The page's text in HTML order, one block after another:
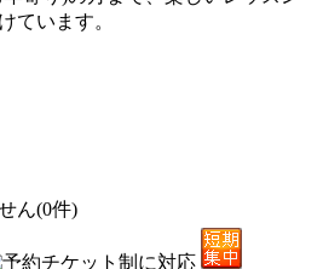
ています。
ん(0件)